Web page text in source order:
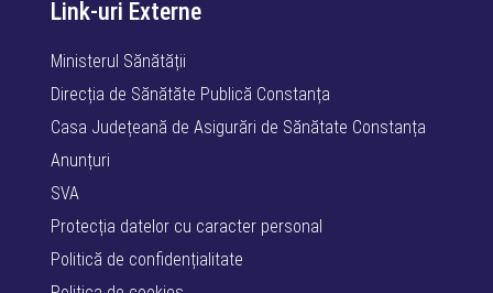
Link-uri Externe
Ministerul Sănătății
Direcția de Sănătăte Publică Constanța
Casa Județeană de Asigurări de Sănătate Constanța
Anunțuri
SVA
Protecția datelor cu caracter personal
Politică de confidențialitate